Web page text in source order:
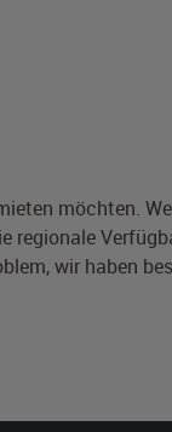
möchten.
regionale
wir haben